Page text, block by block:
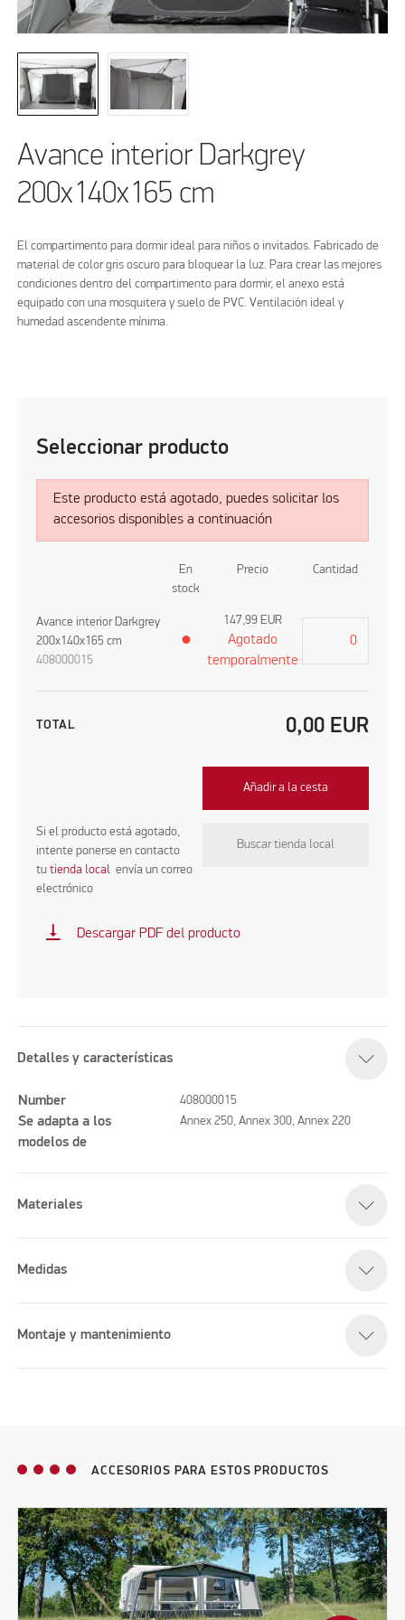
Avance interior Darkgrey
200x140x165 cm
El compartimento para dormir ideal para niños o invitados. Fabricado de
material de color gris oscuro para bloquear la luz. Para crear las mejores
condiciones dentro del compartimento para dormir, el anexo está
equipado con una mosquitera y suelo de PVC. Ventilación ideal y
humedad ascendente mínima.
Seleccionar producto
Este producto está agotado, puedes solicitar los
accesorios disponibles a continuación
En
stock
Precio Cantidad
Avance interior Darkgrey
200x140x165 cm
408000015
●
147,99 EUR
Agotado
temporalmente
TOTAL 0,00 EUR
Añadir a la cesta
Si el producto está agotado,
intente ponerse en contacto
tutienda localenvía un correo
electrónico
Buscar tienda local
vertical_align_bottom Descargar PDF del producto
Detalles y características
Number 408000015
Se adapta a los
modelos de
Annex 250, Annex 300, Annex 220
Materiales
Medidas
Montaje y mantenimiento
ACCESORIOS PARA ESTOS PRODUCTOS